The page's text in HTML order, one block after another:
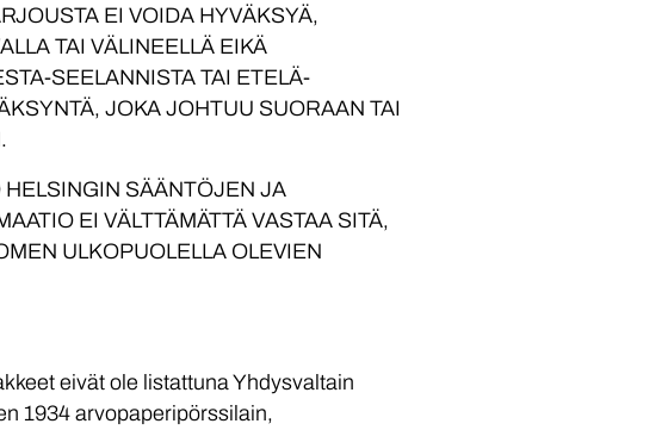
EI VOIDA HYVÄKSYÄ,
TAI VÄLINEELLÄ EIKÄ
SEELANNISTA TAI ETELÄ-
JOKA JOHTUU SUORAAN TAI
SÄÄNTÖJEN JA
EI VÄLTTÄMÄTTÄ VASTAA SITÄ,
ULKOPUOLELLA OLEVIEN
eivät ole listattuna Yhdysvaltain
1934 arvopaperipörssilain,